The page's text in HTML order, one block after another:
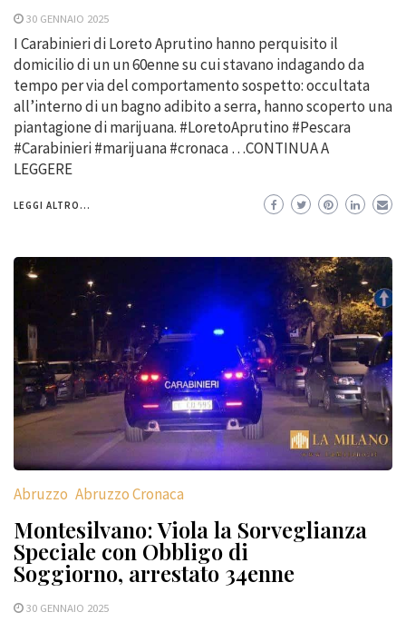
30 GENNAIO 2025
I Carabinieri di Loreto Aprutino hanno perquisito il
domicilio di un un 60enne su cui stavano indagando da
tempo per via del comportamento sospetto: occultata
all’interno di un bagno adibito a serra, hanno scoperto una
piantagione di marijuana. #LoretoAprutino #Pescara
#Carabinieri #marijuana #cronaca …CONTINUA A
LEGGERE
LEGGI ALTRO...
Abruzzo Abruzzo Cronaca
Montesilvano: Viola la Sorveglianza
Speciale con Obbligo di
Soggiorno, arrestato 34enne
30 GENNAIO 2025